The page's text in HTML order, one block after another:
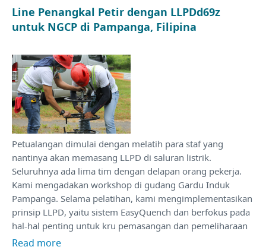
Line Penangkal Petir dengan LLPDd69z
untuk NGCP di Pampanga, Filipina
Petualangan dimulai dengan melatih para staf yang
nantinya akan memasang LLPD di saluran listrik.
Seluruhnya ada lima tim dengan delapan orang pekerja.
Kami mengadakan workshop di gudang Gardu Induk
Pampanga. Selama pelatihan, kami mengimplementasikan
prinsip LLPD, yaitu sistem EasyQuench dan berfokus pada
hal-hal penting untuk kru pemasangan dan pemeliharaan
Read more